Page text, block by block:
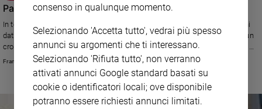
Pandemia e Covid: crollo dei matrimoni nel 2020
In tempo di pandemia, una ricerca condotta dall'ISTAT ha mostrato alcuni
dati preoccupanti riguardo all'istituzione famigliare: i dati hanno rivelato un
crollo dei matrimoni nel 2020, con un lieve aumento nel 2021. Quale sarà
l'andamento per il 2022? Una riflessione di Francesco Belletti, direttore del
Francesco Belletti*
consenso in qualunque momento.
Selezionando 'Accetta tutto', vedrai più spesso
annunci su argomenti che ti interessano.
Selezionando 'Rifiuta tutto', non verranno
attivati annunci Google standard basati su
cookie o identificatori locali; ove disponibile
potranno essere richiesti annunci limitati.